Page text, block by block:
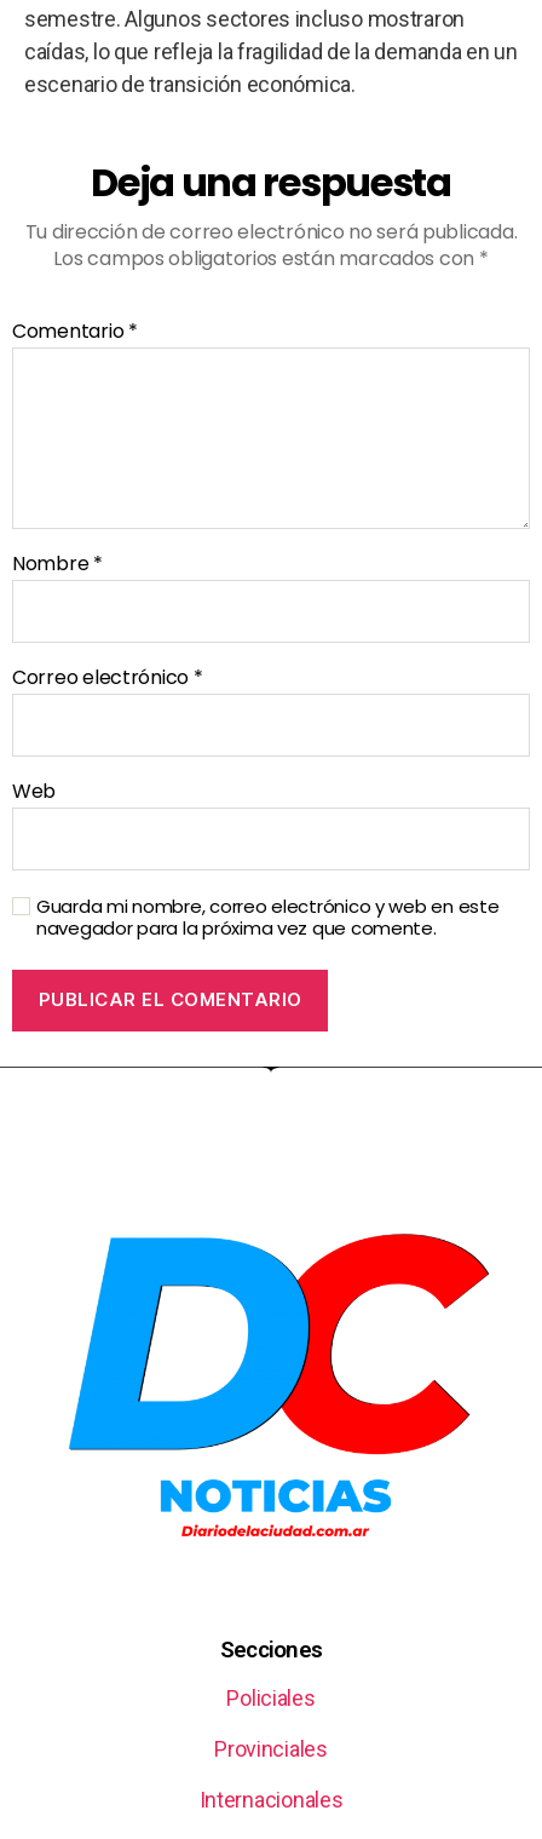
semestre. Algunos sectores incluso mostraron
caídas, lo que refleja la fragilidad de la demanda en un
escenario de transición económica.
Deja una respuesta
Tu dirección de correo electrónico no será publicada.
Los campos obligatorios están marcados con *
Comentario*
Nombre*
Correo electrónico *
Web
Guarda mi nombre, correo electrónico y web en este
navegador para la próxima vez que comente.
Secciones
Policiales
Provinciales
Internacionales